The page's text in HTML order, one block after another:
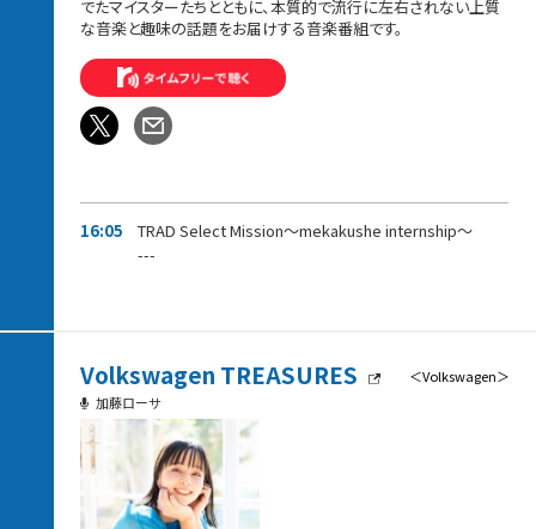
でたマイスターたちとともに、本質的で流行に左右されない上質
な音楽と趣味の話題をお届けする音楽番組です。
16:05
TRAD Select Mission～mekakushe internship～
---
Volkswagen TREASURES
＜Volkswagen＞
加藤ローサ